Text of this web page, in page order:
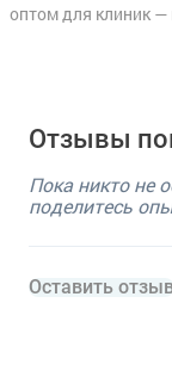
оптом для клиник
Отзывы
Пока никто не
поделитесь
Оставить